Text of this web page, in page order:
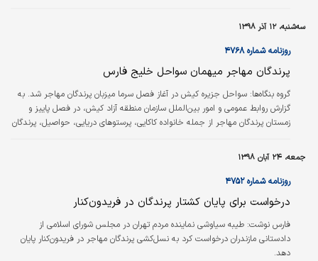
نامساعد جوی در میانکاله هنوز آمار جدیدی از تلفات به دست نیاورده‌ایم.
سه‌شنبه، ۱۲ آذر ۱۳۹۸
روزنامه شماره ۴۷۶۸
پرندگان مهاجر میهمان سواحل خلیج فارس
گروه بنگاه‌ها:
سواحل جزیره کیش در آغاز فصل سرما میزبان پرندگان مهاجر شد. به
گزارش روابط عمومی و امور بین‌الملل سازمان منطقه آزاد کیش، در فصل پاییز و
زمستان پرندگان مهاجر از جمله خانواده کاکایی، پرستوهای دریایی، حواصیل، پرندگان
مهاجرت می‌کنند. این پرندگان عمدتا از کشورهای شمال یعنی از روسیه، ترکمنستان،
آذربایجان، ارمنستان، قزاقستان، تاجیکستان و دیگر کشورهای منطقه وارد کشور
می‌شوند؛ از حدود ۵۵۳ گونه پرنده در ایران حدودا ۳۴۰ گونه مهـــاجر هستند و…
جمعه، ۲۴ آبان ۱۳۹۸
روزنامه شماره ۴۷۵۲
درخواست برای پایان کشتار پرندگان در فریدون‌کنار
فارس نوشت: طیبه سیاوشی نماینده مردم تهران در مجلس شورای اسلامی از
دادستانی مازندران درخواست کرد به نسل‌کشی پرندگان مهاجر در فریدون‌کنار پایان
دهد.